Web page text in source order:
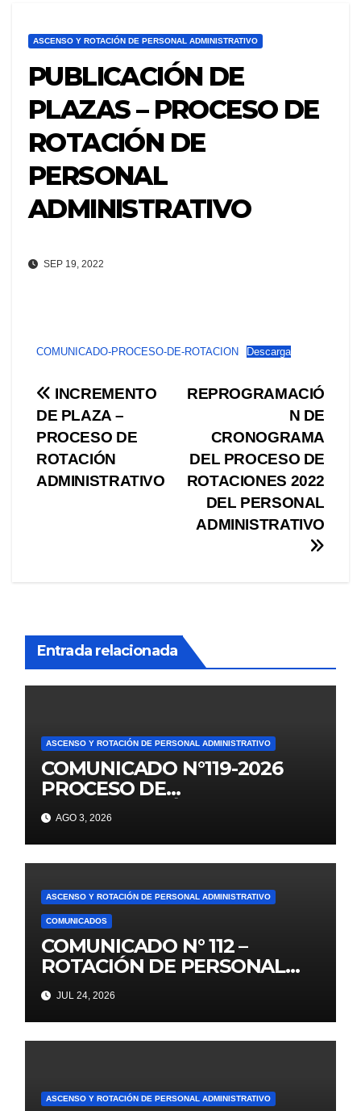
ASCENSO Y ROTACIÓN DE PERSONAL ADMINISTRATIVO
PUBLICACIÓN DE
PLAZAS – PROCESO DE
ROTACIÓN DE
PERSONAL
ADMINISTRATIVO
SEP 19, 2022
COMUNICADO-PROCESO-DE-ROTACION Descarga
Navegación
de
entradas
REPROGRAMACIÓ
N DE
CRONOGRAMA
DEL PROCESO DE
ROTACIONES 2022
DEL PERSONAL
ADMINISTRATIVO
INCREMENTO
DE PLAZA –
PROCESO DE
ROTACIÓN
ADMINISTRATIVO
Entrada relacionada
ASCENSO Y ROTACIÓN DE PERSONAL ADMINISTRATIVO
COMUNICADO N°119-2026
PROCESO DE
CONTRATACIÓN DOCENTE
2026 PUBLICACIÓN DE
PLAZAS VACANTES PARA
ETAPA PUN EBR PRIMARIA,
SECUNDARIA Y EBA
AGO 3, 2026
ASCENSO Y ROTACIÓN DE PERSONAL ADMINISTRATIVO
COMUNICADOS
COMUNICADO N° 112 –
ROTACIÓN DE PERSONAL
ADMINISTRATIVO DL. 276
JUL 24, 2026
ASCENSO Y ROTACIÓN DE PERSONAL ADMINISTRATIVO